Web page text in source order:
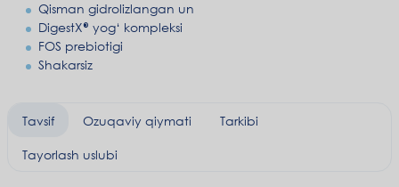
Qisman gidrolizlangan un
DigestX® yog‘ kompleksi
FOS prebiotigi
Shakarsiz
Tavsif Ozuqaviy qiymati Tarkibi
Tayorlash uslubi